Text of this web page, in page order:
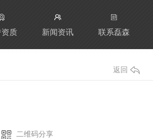
质 新闻资讯 联系磊森
返回
二维码分享